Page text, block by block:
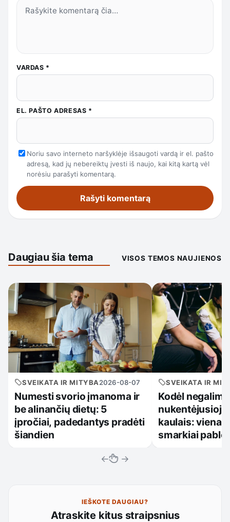
VARDAS *
EL. PAŠTO ADRESAS *
Noriu savo interneto naršyklėje išsaugoti vardą ir el. pašto
adresą, kad jų nebereiktų įvesti iš naujo, kai kitą kartą vėl
norėsiu parašyti komentarą.
Daugiau šia tema VISOS TEMOS NAUJIENOS
SVEIKATA IR MITYBA2026-08-07
Numesti svorio įmanoma ir
be alinančių dietų: 5
įpročiai, padedantys pradėti
šiandien
SVEIKATA IR
Kodėl
kaulais: viena
smarkiai
← →
IEŠKOTE DAUGIAU?
Atraskite kitus straipsnius